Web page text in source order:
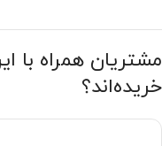
مشتریان همراه با
خریده‌اند؟